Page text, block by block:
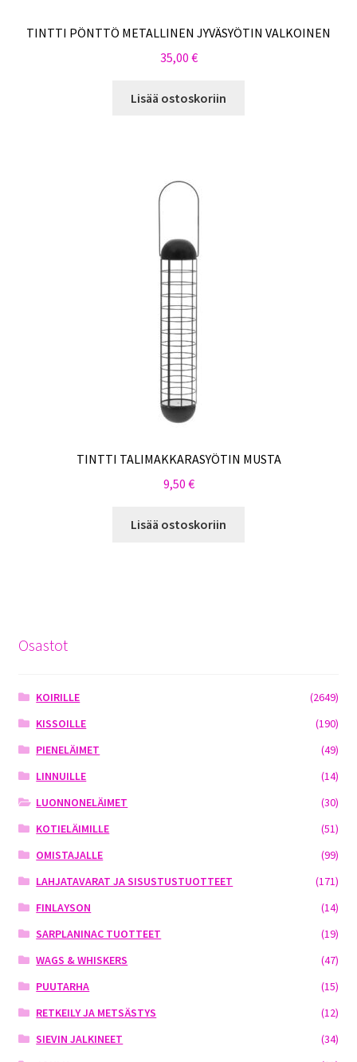
TINTTI PÖNTTÖ METALLINEN JYVÄSYÖTIN VALKOINEN
35,00 €
Lisää ostoskoriin
TINTTI TALIMAKKARASYÖTIN MUSTA
9,50 €
Lisää ostoskoriin
Osastot
KOIRILLE
(2649)
KISSOILLE
(190)
PIENELÄIMET
(49)
LINNUILLE
(14)
LUONNONELÄIMET
(30)
KOTIELÄIMILLE
(51)
OMISTAJALLE
(99)
LAHJATAVARAT JA SISUSTUSTUOTTEET
(171)
FINLAYSON
(14)
SARPLANINAC TUOTTEET
(19)
WAGS & WHISKERS
(47)
PUUTARHA
(15)
RETKEILY JA METSÄSTYS
(12)
SIEVIN JALKINEET
(34)